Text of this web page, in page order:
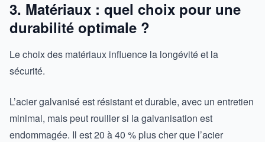
3. Matériaux : quel choix pour une
durabilité optimale ?
Le choix des matériaux influence la longévité et la
sécurité.
L’acier galvanisé est résistant et durable, avec un entretien
minimal, mais peut rouiller si la galvanisation est
endommagée. Il est 20 à 40 % plus cher que l’acier